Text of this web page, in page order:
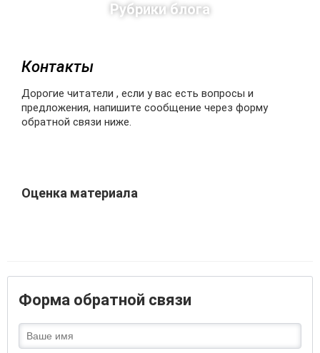
Рубрики блога
Контакты
Дорогие читатели , если у вас есть вопросы и
предложения, напишите сообщение через форму
обратной связи ниже.
Оценка материала
Форма обратной связи